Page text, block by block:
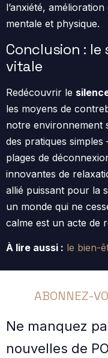
l’anxiété,
mentale et physique.
Conclusion : le
vitale
Redécouvrir le
les moyens de
notre environnement
des pratiques
plages de
innovantes de
allié puissant pour la
un monde qui ne
calme est un acte de
À lire aussi : le bien-
ABONNEZ-
Ne manquez
nouvelles de